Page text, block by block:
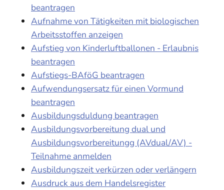
beantragen
Aufnahme von Tätigkeiten mit biologischen
Arbeitsstoffen anzeigen
Aufstieg von Kinderluftballonen - Erlaubnis
beantragen
Aufstiegs-BAföG beantragen
Aufwendungsersatz für einen Vormund
beantragen
Ausbildungsduldung beantragen
Ausbildungsvorbereitung dual und
Ausbildungsvorbereitungg (AVdual/AV) -
Teilnahme anmelden
Ausbildungszeit verkürzen oder verlängern
Ausdruck aus dem Handelsregister